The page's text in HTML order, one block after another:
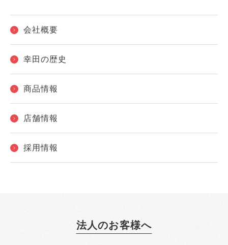
会社概要
幸田の歴史
商品情報
店舗情報
採用情報
法人のお客様へ